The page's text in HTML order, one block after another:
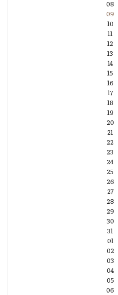
08
09
10
11
12
13
14
15
16
17
18
19
20
21
22
23
24
25
26
27
28
29
30
31
01
02
03
04
05
06